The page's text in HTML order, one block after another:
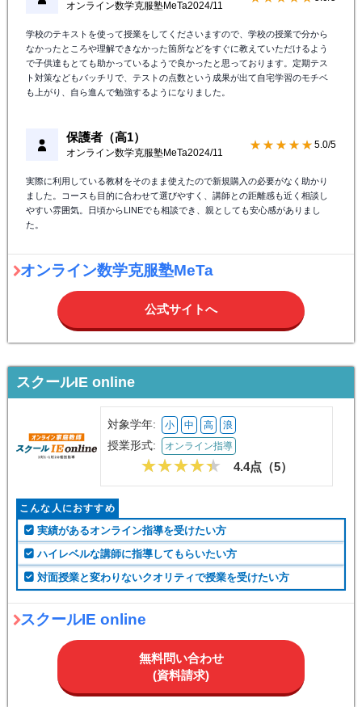
なかったところや理解できなかった箇所などをすぐに教えていただけるよう
で子供達もとても助かっているようで良かったと思っております。定期テス
ト対策などもバッチリで、テストの点数という成果が出て自宅学習のモチベ
も上がり、自ら進んで勉強するようになりました。
オンライン数学克服塾MeTa
ました。コースも目的に合わせて選びやすく、講師との距離感も近く相談し
やすい雰囲気。日頃からLINEでも相談でき、親としても安心感がありまし
た。
オンライン数学克服塾MeTa
公式サイトへ
スクールIE online
対象学年: 小 中 高 浪
授業形式: オンライン指導
4.4点（
実績があるオンライン指導を受けたい方
ハイレベルな講師に指導してもらいたい方
対面授業と変わりないクオリティで授業を受けたい方
スクールIE online
無料問い合わせ
(資料請求)